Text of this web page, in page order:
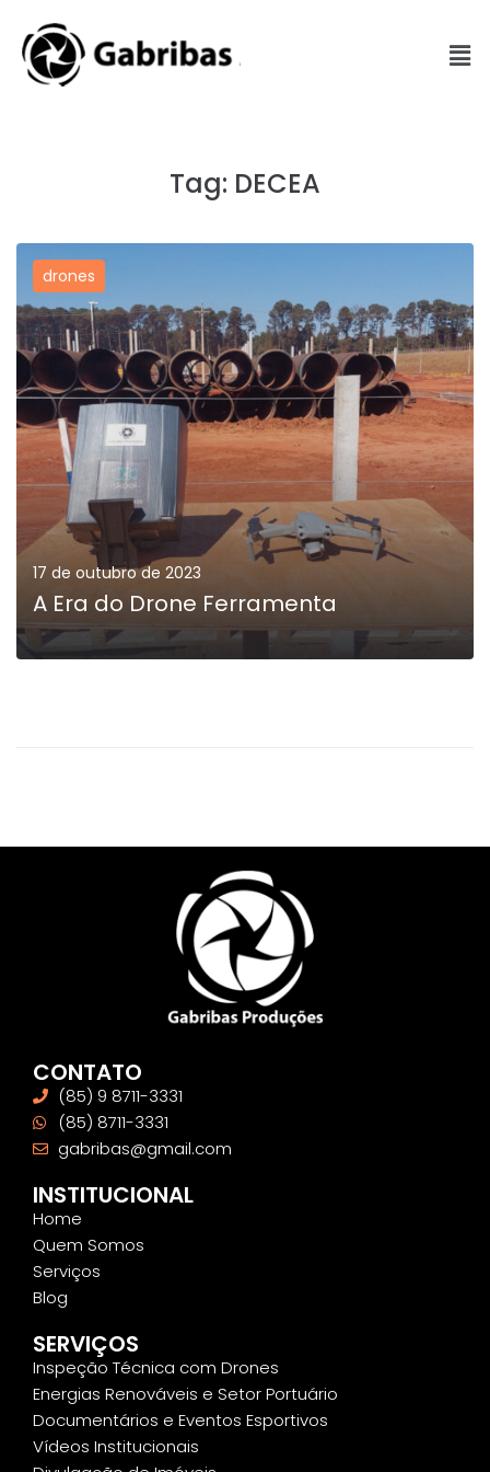
Tag: DECEA
drones
17 de outubro de 2023
A Era do Drone Ferramenta
CONTATO
(85) 9 8711-3331
(85) 8711-3331
gabribas@gmail.com
INSTITUCIONAL
Home
Quem Somos
Serviços
Blog
SERVIÇOS
Inspeção Técnica com Drones
Energias Renováveis e Setor Portuário
Documentários e Eventos Esportivos
Vídeos Institucionais